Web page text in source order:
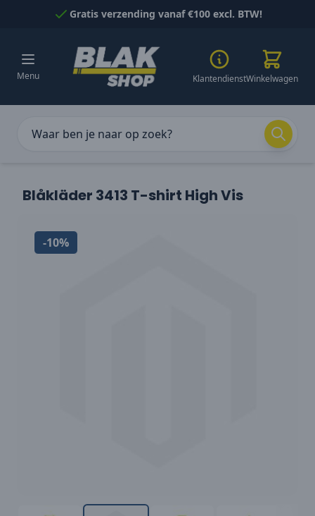
Naar inhoud gaanGratis verzending vanaf €100 excl. BTW!
Menu KlantendienstWinkelwagen
Blåkläder 3413 T-shirt High Vis
-10%